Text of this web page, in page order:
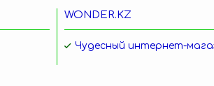
WONDER.KZ
Чудесный интернет-